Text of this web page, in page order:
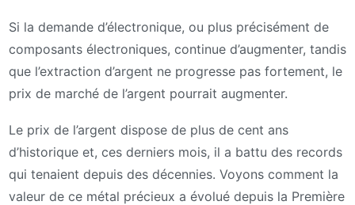
Si la demande d’électronique, ou plus précisément de
composants électroniques, continue d’augmenter, tandis
que l’extraction d’argent ne progresse pas fortement, le
prix de marché de l’argent pourrait augmenter.
Le prix de l’argent dispose de plus de cent ans
d’historique et, ces derniers mois, il a battu des records
qui tenaient depuis des décennies. Voyons comment la
valeur de ce métal précieux a évolué depuis la Première